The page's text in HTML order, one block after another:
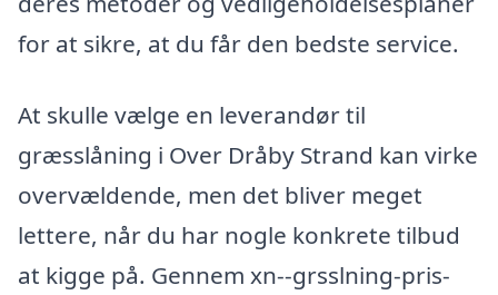
for at sikre, at du får den bedste service.
At skulle vælge en leverandør til
græsslåning i Over Dråby Strand kan virke
overvældende, men det bliver meget
lettere, når du har nogle konkrete tilbud
at kigge på. Gennem xn--grsslning-pris-